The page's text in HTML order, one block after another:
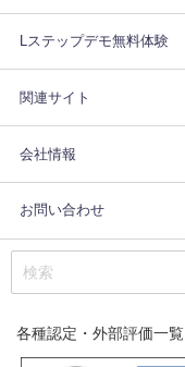
Lステップデモ無料体験
関連サイト
会社情報
お問い合わせ
各種認定・外部評価一覧